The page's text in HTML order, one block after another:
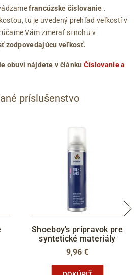
francúzske číslovanie .
tu je uvedený prehľad veľkostí v
Vám zmerať si nohu v
zodpovedajúcu veľkosť.
obuvi nájdete v článku Číslovanie a
príslušenstvo
Shoeboy's prípravok pre
syntetické materiály
9,96 €